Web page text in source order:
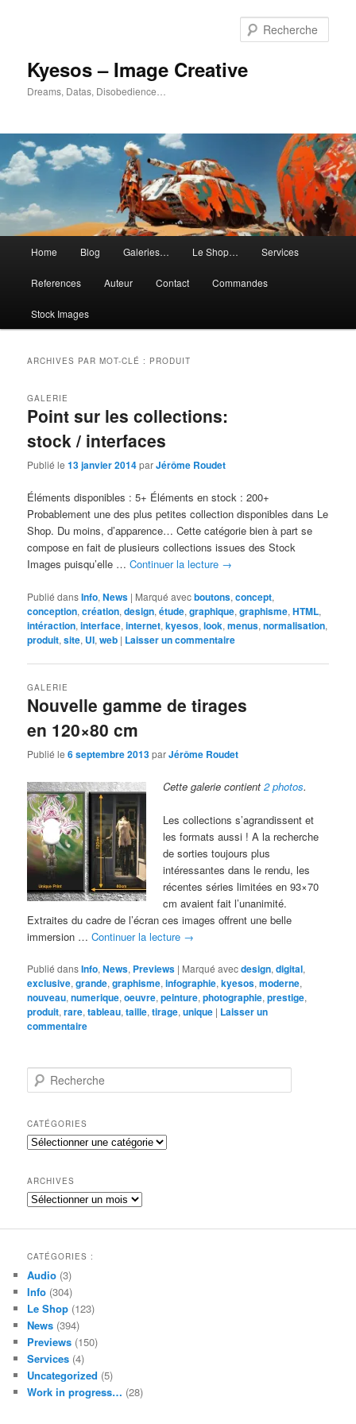
Kyesos – Image Creative
Dreams, Datas, Disobedience…
principal
Home Blog Galeries… Le Shop… Services
References Auteur Contact Commandes
Stock Images
ARCHIVES PAR MOT-CLÉ : PRODUIT
Point sur les collections:
stock / interfaces
GALERIE
Publié le13 janvier 2014parJérôme Roudet
Éléments disponibles : 5+ Éléments en stock : 200+
Probablement une des plus petites collection disponibles dans Le
Shop. Du moins, d’apparence… Cette catégorie bien à part se
compose en fait de plusieurs collections issues des Stock
Images puisqu’elle …Continuer la lecture →
Publié dansInfo,News | Marqué avecboutons,concept,
conception,création,design,étude,graphique,graphisme,HTML,
intéraction,interface,internet,kyesos,look,menus,normalisation,
produit,site, UI,web | Laisser un commentaire
Nouvelle gamme de tirages
en 120×80 cm
GALERIE
Publié le6 septembre 2013parJérôme Roudet
Cette galerie contient2 photos.
Les collections s’agrandissent et
les formats aussi ! A la recherche
de sorties toujours plus
intéressantes dans le rendu, les
récentes séries limitées en 93×70
cm avaient fait l’unanimité.
Extraites du cadre de l’écran ces images offrent une belle
immersion …Continuer la lecture →
Publié dansInfo,News, Previews | Marqué avecdesign,digital,
exclusive,grande,graphisme,infographie,kyesos,moderne,
nouveau,numerique,oeuvre,peinture,photographie,prestige,
produit,rare,tableau,taille,tirage,unique | Laisser un
commentaire
e
h
e
r
h
e
CATÉGORIES
Catégories
ARCHIVES
Archives
CATÉGORIES :
Audio (3)
Info (304)
Le Shop (123)
News (394)
Previews (150)
Services (4)
Uncategorized (5)
Work in progress… (28)